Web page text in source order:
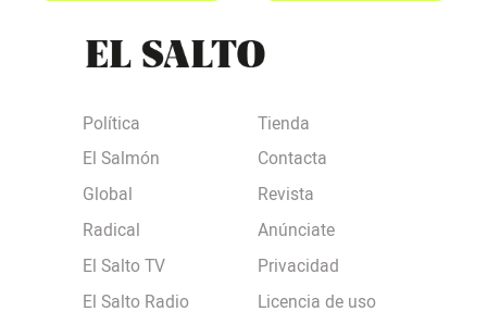
Política
El Salmón
Global
Radical
El Salto TV
El Salto Radio
Tienda
Contacta
Revista
Anúnciate
Privacidad
Licencia de uso